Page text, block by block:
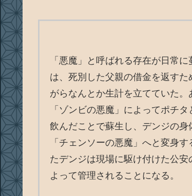
「悪魔」と呼ばれる存在が日常
は、死別した父親の借金を返す
がらなんとか生計を立てていた。
「ゾンビの悪魔」によってポチ
飲んだことで蘇生し、デンジの
「チェンソーの悪魔」へと変身
たデンジは現場に駆け付けた公
よって管理されることになる。